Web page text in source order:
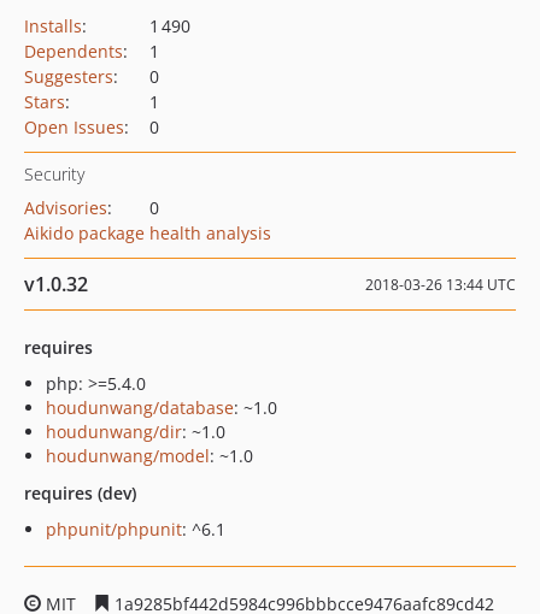
Installs:
1 490
Dependents:
1
Suggesters:
0
Stars:
1
Open Issues: 0
Security
Advisories:
0
Aikido package health analysis
v1.0.32 2018-03-26 13:44 UTC
requires
php: >=5.4.0
houdunwang/database: ~1.0
houdunwang/dir: ~1.0
houdunwang/model: ~1.0
requires (dev)
phpunit/phpunit: ^6.1
MIT
1a9285bf442d5984c996bbbcce9476aafc89cd42